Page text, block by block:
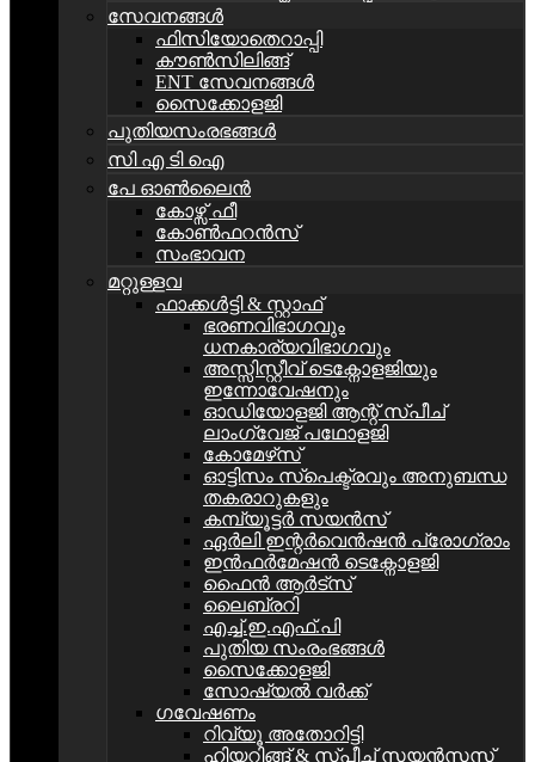
സേവനങ്ങൾ
ഫിസിയോതെറാപ്പി
കൗൺസിലിങ്ങ്
ENT സേവനങ്ങൾ
സൈക്കോളജി
പുതിയസംരഭങ്ങൾ
സി എ ടി ഐ
പേ ഓൺലൈൻ
കോഴ്സ് ഫീ
കോൺഫറൻസ്
സംഭാവന
മറ്റുള്ളവ
ഫാക്കൾട്ടി & സ്റ്റാഫ്
ഭരണവിഭാഗവും
ധനകാര്യവിഭാഗവും
അസ്സിസ്റ്റീവ് ടെക്നോളജിയും
ഇന്നോവേഷനും
ഓഡിയോളജി ആന്റ് സ്പീച്
ലാംഗ്വേജ് പഥോളജി
കോമേഴ്‌സ്
ഓട്ടിസം സ്പെക്ട്രവും അനുബന്ധ
തകരാറുകളും
കമ്പ്യൂട്ടര്‍ സയന്‍സ്
ഏർലി ഇന്റർവെൻഷൻ പ്രോഗ്രാം
ഇൻഫർമേഷൻ ടെക്നോളജി
ഫൈൻ ആർട്സ്
ലൈബ്രറി
എച്ച്.ഇ.എഫ്.പി
പുതിയ സംരംഭങ്ങൾ
സൈക്കോളജി
സോഷ്യല്‍ വര്‍ക്ക്
ഗവേഷണം
റിവ്യൂ അതോറിട്ടി
ഹിയറിങ്ങ് & സ്പീച്ച് സയൻസസ്